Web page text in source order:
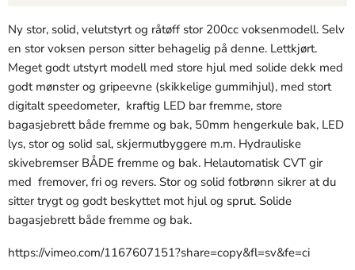
Ny stor, solid, velutstyrt og råtøff stor 200cc voksenmodell. Selv
en stor voksen person sitter behagelig på denne. Lettkjørt.
Meget godt utstyrt modell med store hjul med solide dekk med
godt mønster og gripeevne (skikkelige gummihjul), med stort
digitalt speedometer, kraftig LED bar fremme, store
bagasjebrett både fremme og bak, 50mm hengerkule bak, LED
lys, stor og solid sal, skjermutbyggere m.m. Hydrauliske
skivebremser BÅDE fremme og bak. Helautomatisk CVT gir
med fremover, fri og revers. Stor og solid fotbrønn sikrer at du
sitter trygt og godt beskyttet mot hjul og sprut. Solide
bagasjebrett både fremme og bak.
https://vimeo.com/1167607151?share=copy&fl=sv&fe=ci